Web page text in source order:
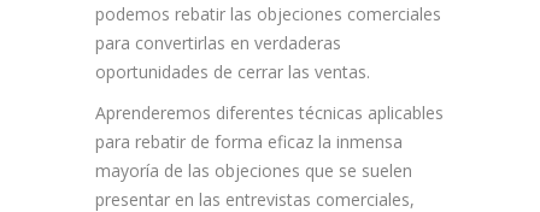
podemos rebatir las objeciones comerciales
para convertirlas en verdaderas
oportunidades de cerrar las ventas.
Aprenderemos diferentes técnicas aplicables
para rebatir de forma eficaz la inmensa
mayoría de las objeciones que se suelen
presentar en las entrevistas comerciales,